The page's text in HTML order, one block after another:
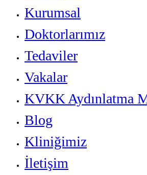
Kurumsal
Doktorlarımız
Tedaviler
Vakalar
KVKK Aydınlatma
Blog
Kliniğimiz
İletişim